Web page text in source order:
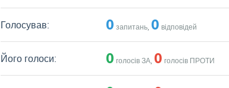
Голосував: 0 запитань,0 відповідей
Його голоси: 0 голосів ЗА,0 голосів ПРОТИ